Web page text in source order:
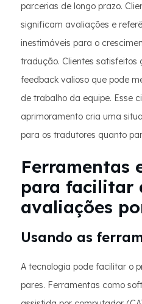
parcerias de longo prazo.
significam avaliações e
inestimáveis para o
tradução. Clientes satisfeitos
feedback valioso que pode
de trabalho da equipe. Esse
aprimoramento cria uma
para os tradutores quanto
Ferramentas
para facilitar
avaliações
Usando as
A tecnologia pode facilitar o
pares. Ferramentas como